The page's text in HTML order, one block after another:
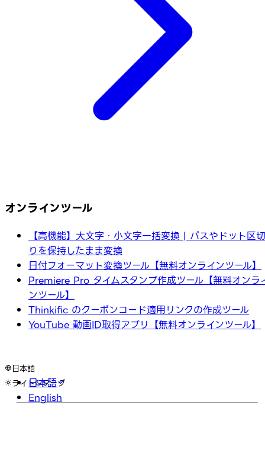
オンラインツール
【高機能】大文字・小文字一括変換 | パスやドット区切
りを保持したまま変換
日付フォーマット変換ツール【無料オンラインツール】
Premiere Pro タイムスタンプ作成ツール【無料オンラ
ンツール】
Thinkific のクーポンコード適用リンクの作成ツール
YouTube 動画ID取得アプリ【無料オンラインツール】
日本語
日本語
English
ライト ダーク